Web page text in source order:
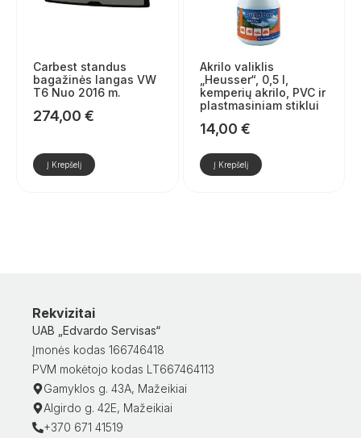
Carbest standus
bagažinės langas VW
T6 Nuo 2016 m.
274,00 €
Į Krepšelį
Akrilo valiklis
„Heusser“, 0,5 l,
kemperių akrilo, PVC ir
plastmasiniam stiklui
14,00 €
Į Krepšelį
Rekvizitai
UAB „Edvardo Servisas“
Įmonės kodas 166746418
PVM mokėtojo kodas LT667464113
Gamyklos g. 43A, Mažeikiai
Algirdo g. 42E, Mažeikiai
+370 671 41519